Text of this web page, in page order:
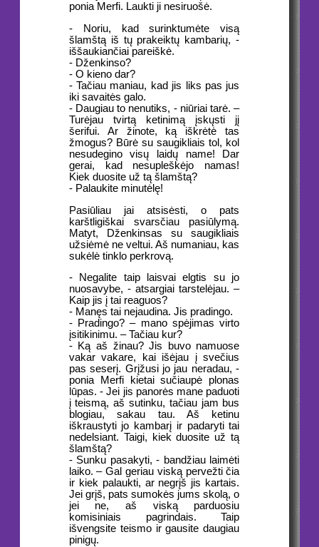
ponia Merfi. Laukti ji nesiruošė.
- Noriu, kad surinktumėte visą
šlamštą iš tų prakeiktų kambarių, -
iššaukiančiai pareiškė.
- Dženkinso?
- O kieno dar?
- Tačiau maniau, kad jis liks pas jus
iki savaitės galo.
- Daugiau to nenutiks, - niūriai tarė. –
Turėjau tvirtą ketinimą įskųsti jį
šerifui. Ar žinote, ką iškrėtė tas
žmogus? Būrė su saugikliais tol, kol
nesudegino visų laidų name! Dar
gerai, kad nesupleškėjo namas!
Kiek duosite už tą šlamštą?
- Palaukite minutėlę!
Pasiūliau jai atsisėsti, o pats
karštligiškai svarsčiau pasiūlymą.
Matyt, Dženkinsas su saugikliais
užsiėmė ne veltui. Aš numaniau, kas
sukėlė tinklo perkrovą.
- Negalite taip laisvai elgtis su jo
nuosavybe, - atsargiai tarstelėjau. –
Kaip jis į tai reaguos?
- Manęs tai nejaudina. Jis pradingo.
- Pradingo? – mano spėjimas virto
įsitikinimu. – Tačiau kur?
- Ką aš žinau? Jis buvo namuose
vakar vakare, kai išėjau į svečius
pas seserį. Grįžusi jo jau neradau, -
ponia Merfi kietai sučiaupė plonas
lūpas. - Jei jis panorės mane paduoti
į teismą, aš sutinku, tačiau jam bus
blogiau, sakau tau. Aš ketinu
iškraustyti jo kambarį ir padaryti tai
nedelsiant. Taigi, kiek duosite už tą
šlamštą?
- Sunku pasakyti, - bandžiau laimėti
laiko. – Gal geriau viską pervežti čia
ir kiek palaukti, ar negrįš jis kartais.
Jei grįš, pats sumokės jums skolą, o
jei ne, aš viską parduosiu
komisiniais pagrindais. Taip
išvengsite teismo ir gausite daugiau
pinigų.